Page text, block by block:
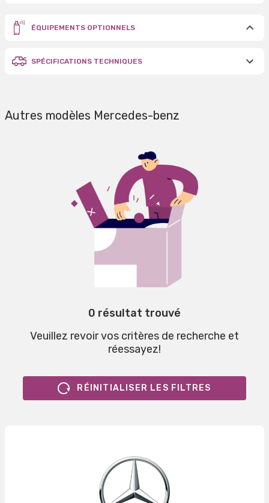
ÉQUIPEMENTS OPTIONNELS
SPÉCIFICATIONS TECHNIQUES
Autres modèles Mercedes-benz
0 résultat trouvé
Veuillez revoir vos critères de recherche et
réessayez!
RÉINITIALISER LES FILTRES